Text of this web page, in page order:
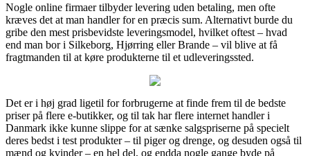
Nogle online firmaer tilbyder levering uden betaling, men ofte
kræves det at man handler for en præcis sum. Alternativt burde du
gribe den mest prisbevidste leveringsmodel, hvilket oftest – hvad
end man bor i Silkeborg, Hjørring eller Brande – vil blive at få
fragtmanden til at køre produkterne til et udleveringssted.
Det er i høj grad ligetil for forbrugerne at finde frem til de bedste
priser på flere e-butikker, og til tak har flere internet handler i
Danmark ikke kunne slippe for at sænke salgspriserne på specielt
deres bedst i test produkter – til piger og drenge, og desuden også til
mænd og kvinder – en hel del, og endda nogle gange byde på